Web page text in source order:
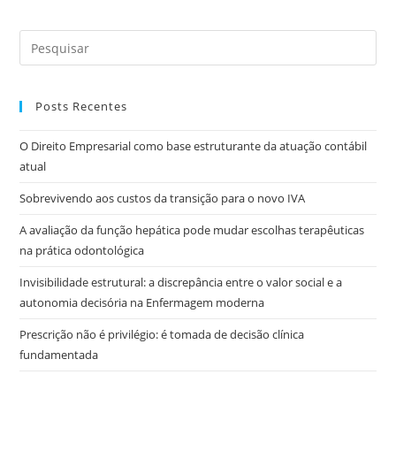
Posts Recentes
O Direito Empresarial como base estruturante da atuação contábil
atual
Sobrevivendo aos custos da transição para o novo IVA
A avaliação da função hepática pode mudar escolhas terapêuticas
na prática odontológica
Invisibilidade estrutural: a discrepância entre o valor social e a
autonomia decisória na Enfermagem moderna
Prescrição não é privilégio: é tomada de decisão clínica
fundamentada